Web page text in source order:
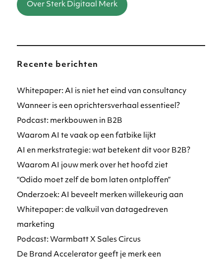
Over Sterk Digitaal Merk
Recente berichten
Whitepaper: AI is niet het eind van consultancy
Wanneer is een oprichtersverhaal essentieel?
Podcast: merkbouwen in B2B
Waarom AI te vaak op een fatbike lijkt
AI en merkstrategie: wat betekent dit voor B2B?
Waarom AI jouw merk over het hoofd ziet
“Odido moet zelf de bom laten ontploffen”
Onderzoek: AI beveelt merken willekeurig aan
Whitepaper: de valkuil van datagedreven
marketing
Podcast: Warmbatt X Sales Circus
De Brand Accelerator geeft je merk een